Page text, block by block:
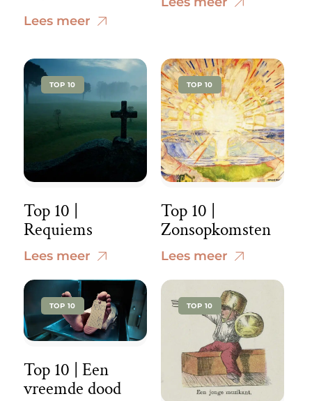
Lees meer
TOP 10
Top 10 |
Requiems
Lees meer
TOP 10
Top 10 |
Zonsopkomsten
Lees meer
TOP 10
Top 10 | Een
vreemde dood
TOP 10